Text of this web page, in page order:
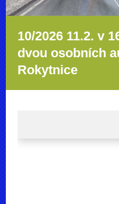
10/2026 11.2. v
dvou osobních
Rokytnice